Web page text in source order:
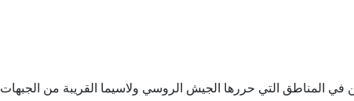
المناطق التي حررها الجيش الروسي ولاسيما القريبة من الجبهات